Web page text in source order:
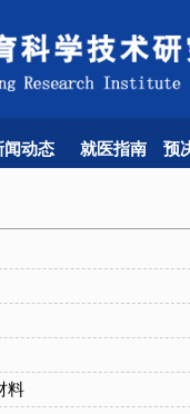
闻动态 就医指南 预
料